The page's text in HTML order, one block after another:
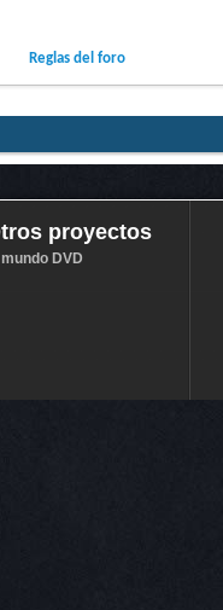
Reglas del foro
proyectos
mundo DVD